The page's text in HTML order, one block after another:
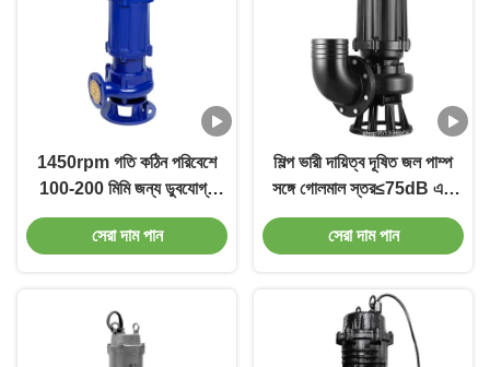
1450rpm গতি কঠিন পরিবেশে
100-200 মিমি জন্য ডুবযোগ্য
নোংরা জল পাম্প
সেরা দাম পান
শিল্প ভারী দায়িত্ব দূষিত জল পাম্প
সঙ্গে গোলমাল স্তর≤75dB এবং
দীর্ঘস্থায়ী কর্মক্ষমতা
সেরা দাম পান